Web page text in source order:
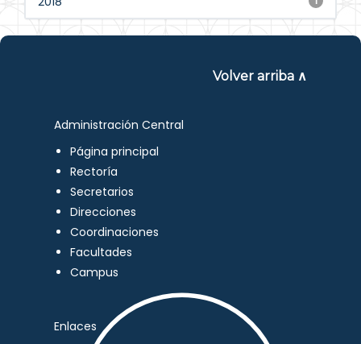
Volver arriba ∧
Administración Central
Página principal
Rectoría
Secretarios
Direcciones
Coordinaciones
Facultades
Campus
Enlaces